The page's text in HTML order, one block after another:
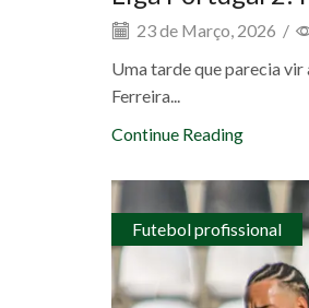
23 de Março, 2026 /
Uma tarde que parecia
Ferreira...
Continue Reading
Futebol profissional